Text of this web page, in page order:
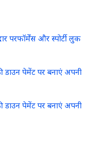
और स्पोर्टी लुक
पेमेंट पर बनाएं अपनी
पेमेंट पर बनाएं अपनी